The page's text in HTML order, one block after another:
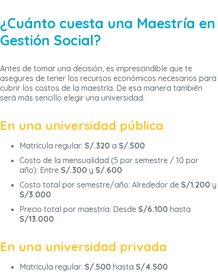
¿Cuánto cuesta una Maestría en
Gestión Social?
Antes de tomar una decisión, es imprescindible que te
asegures de tener los recursos económicos necesarios para
cubrir los costos de la maestría. De esa manera también
será más sencillo elegir una universidad.
En una universidad pública
Matrícula regular: S/.320 a S/.500
Costo de la mensualidad (5 por semestre / 10 por
año): Entre S/.300 y S/.600
Costo total por semestre/año: Alrededor de S/1.200 y
S/3.000
Precio total por maestría: Desde S/6.100 hasta
S/13.000
En una universidad privada
Matrícula regular: S/.500 hasta S/4.500